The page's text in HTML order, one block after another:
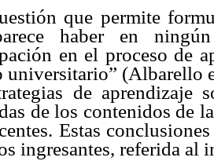
que permite
haber en
en el proceso de
universitario” (Albarello
de aprendizaje
de los contenidos de
Estas
ingresantes, referida al